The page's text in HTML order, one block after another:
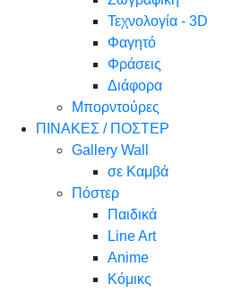
Τεχνολογία - 3D
Φαγητό
Φράσεις
Διάφορα
Μπορντούρες
ΠΙΝΑΚΕΣ / ΠΟΣΤΕΡ
Gallery Wall
σε Καμβά
Πόστερ
Παιδικά
Line Art
Anime
Κόμικς